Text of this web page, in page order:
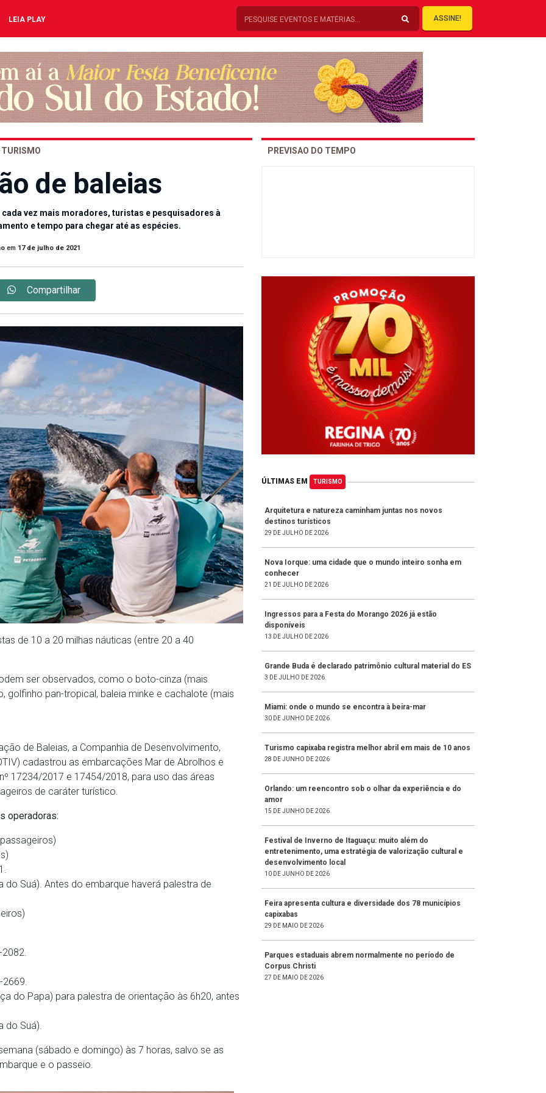
LEIA PLAY ASSINE!
TURISMO
de baleias
vez mais moradores, turistas e pesquisadores à
e tempo para chegar até as espécies.
em 17 de julho de 2021
Compartilhar
de 10 a 20 milhas náuticas (entre 20 a 40
ser observados, como o boto-cinza (mais
pan-tropical, baleia minke e cachalote (mais
de Baleias, a Companhia de Desenvolvimento,
cadastrou as embarcações Mar de Abrolhos e
17234/2017 e 17454/2018, para uso das áreas
de caráter turístico.
operadoras:
Suá). Antes do embarque haverá palestra de
2082.
2669.
do Papa) para palestra de orientação às 6h20, antes
do Suá).
(sábado e domingo) às 7 horas, salvo se as
e o passeio.
PREVISAO DO TEMPO
ÚLTIMAS EM TURISMO
Arquitetura e natureza caminham juntas nos novos
destinos turísticos
29 DE JULHO DE 2026
Nova Iorque: uma cidade que o mundo inteiro sonha em
conhecer
21 DE JULHO DE 2026
Ingressos para a Festa do Morango 2026 já estão
disponíveis
13 DE JULHO DE 2026
Grande Buda é declarado patrimônio cultural material do ES
3 DE JULHO DE 2026
Miami: onde o mundo se encontra à beira-mar
30 DE JUNHO DE 2026
Turismo capixaba registra melhor abril em mais de 10 anos
28 DE JUNHO DE 2026
Orlando: um reencontro sob o olhar da experiência e do
amor
15 DE JUNHO DE 2026
Festival de Inverno de Itaguaçu: muito além do
entretenimento, uma estratégia de valorização cultural e
desenvolvimento local
10 DE JUNHO DE 2026
Feira apresenta cultura e diversidade dos 78 municípios
capixabas
29 DE MAIO DE 2026
Parques estaduais abrem normalmente no período de
Corpus Christi
27 DE MAIO DE 2026